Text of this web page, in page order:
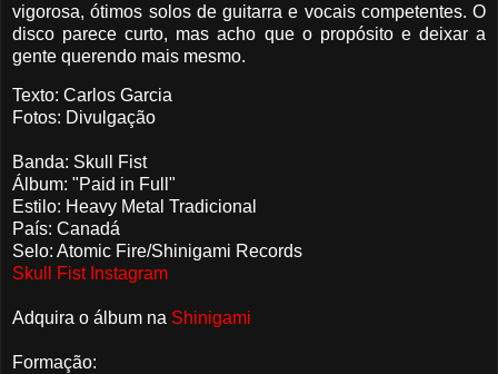
vigorosa, ótimos solos de guitarra e vocais competentes. O
disco parece curto, mas acho que o propósito e deixar a
gente querendo mais mesmo.
Texto: Carlos Garcia
Fotos: Divulgação
Banda: Skull Fist
Álbum: "Paid in Full"
Estilo: Heavy Metal Tradicional
País: Canadá
Selo: Atomic Fire/Shinigami Records
Skull Fist Instagram
Adquira o álbum na Shinigami
Formação: